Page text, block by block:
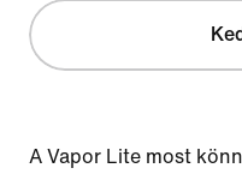
A Vapor Lite most